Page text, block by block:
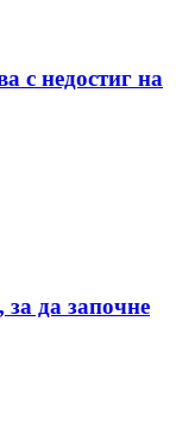
с недостиг на
да започне